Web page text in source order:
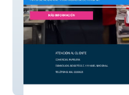
Comercial papelera